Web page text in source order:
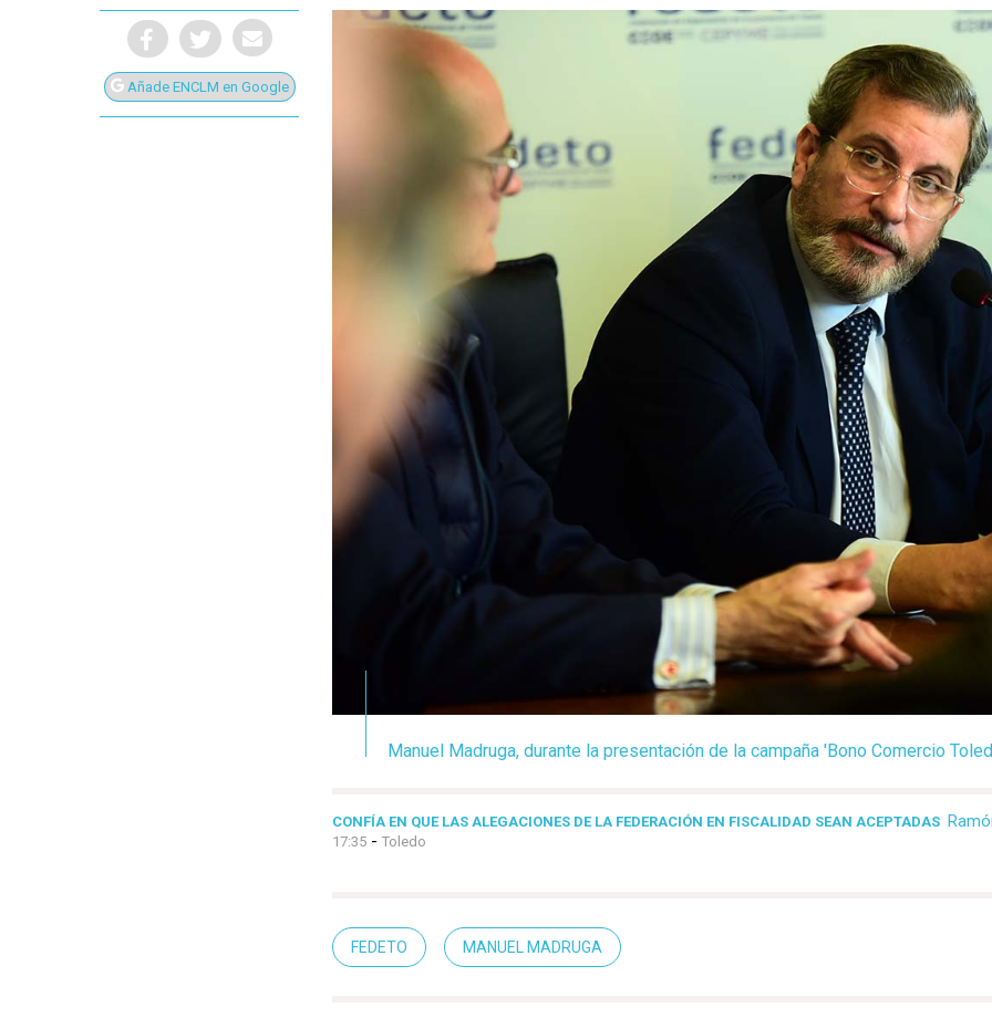
Presiona Intro para buscar o ESC para cerrar
Añade ENCLM en Google
Manuel Madruga, durante la presentación de la campaña 'Bono Comercio
CONFÍA EN QUE LAS ALEGACIONES DE LA FEDERACIÓN EN FISCALIDAD SEAN ACEPTADAS
17:35 - Toledo
FEDETO MANUEL MADRUGA